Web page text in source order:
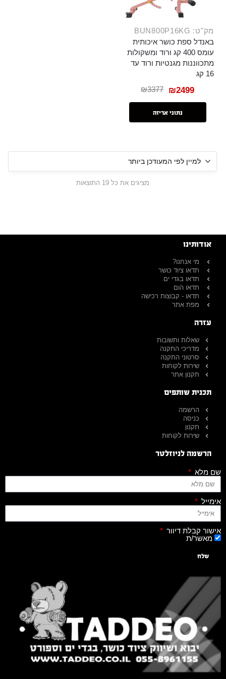
מק"ט: BUN800P16KG
באנדל ספת כושר איכותית
עומס 400 קג ורוד ומשקולות
מתכווננות מגנטיות ורוד עד
16 קג
₪3377 ₪2499
נתוני אריזה
מציגים את כל ⁦19⁩ התוצאות
אודותינו
מי אנחנו?
תדאו ציוד כושר
תדאו בגדי ים
תדאו הום
תדאו - קבוצות רכישה
מפת אתר
עזרה
שאלות ותשובות
מדריכי התקנה
סרטוני התקנה
שירות לקוחות
תקנון אתר
תכנית שותפים
הרשמה
כניסה
תקנון
שירות לקוחות
הרשמה לניוזלטר
שם מלא
אימייל
אישור קבלת דיוור
מאשר/ת
שלח